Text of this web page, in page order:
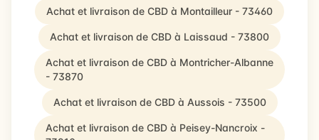
Achat et livraison de CBD à Montailleur - 73460
Achat et livraison de CBD à Laissaud - 73800
Achat et livraison de CBD à Montricher-Albanne
- 73870
Achat et livraison de CBD à Aussois - 73500
Achat et livraison de CBD à Peisey-Nancroix -